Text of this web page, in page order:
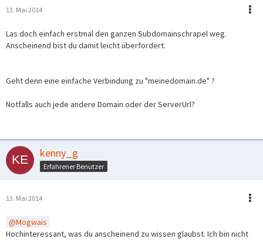
13. Mai 2014
Las doch einfach erstmal den ganzen Subdomainschrapel weg.
Anscheinend bist du damit leicht überfordert.
Geht denn eine einfache Verbindung zu "meinedomain.de" ?
Notfalls auch jede andere Domain oder der ServerUrl?
kenny_g
Erfahrener Benutzer
13. Mai 2014
Mogwais
Hochinteressant, was du anscheinend zu wissen glaubst. Ich bin nicht